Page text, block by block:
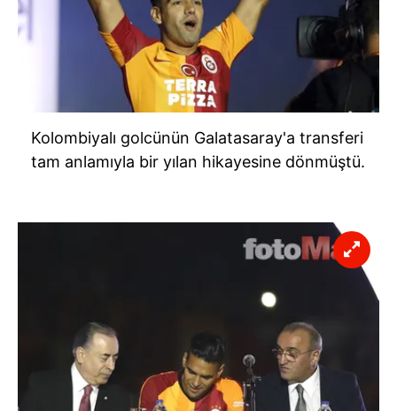
Kolombiyalı golcünün Galatasaray'a transferi
tam anlamıyla bir yılan hikayesine dönmüştü.